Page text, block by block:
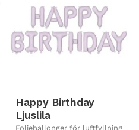
Happy Birthday
Ljuslila
Folieballonger för luftfyllning